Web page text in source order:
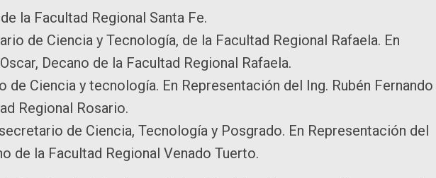
la Facultad Regional Santa Fe.
de Ciencia y Tecnología, de la Facultad Regional Rafaela. En
Decano de la Facultad Regional Rafaela.
de Ciencia y tecnología. En Representación del Ing. Rubén Fernando
Regional Rosario.
de Ciencia, Tecnología y Posgrado. En Representación del
de la Facultad Regional Venado Tuerto.